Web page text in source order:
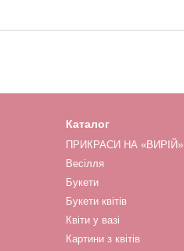
Каталог
ПРИКРАСИ НА «ВИРІЙ»
Весілля
Букети
Букети квітів
Квіти у вазі
Картини з квітів